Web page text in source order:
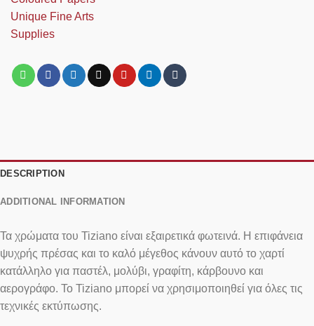
DESCRIPTION
ADDITIONAL INFORMATION
Τα χρώματα του Tiziano είναι εξαιρετικά φωτεινά. Η επιφάνεια
ψυχρής πρέσας και το καλό μέγεθος κάνουν αυτό το χαρτί
κατάλληλο για παστέλ, μολύβι, γραφίτη, κάρβουνο και
αερογράφο. Το Tiziano μπορεί να χρησιμοποιηθεί για όλες τις
τεχνικές εκτύπωσης.